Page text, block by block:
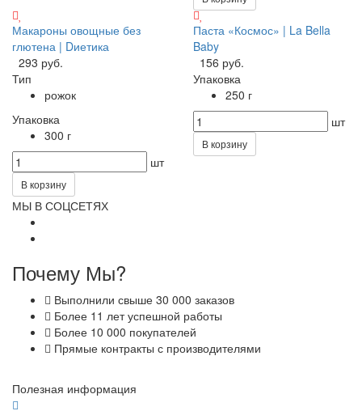
Макароны овощные без
глютена | Dиетика
293 руб.
Тип
рожок
Упаковка
300 г
шт
В корзину
Паста «Космос» | La Bella
Baby
156 руб.
Упаковка
250 г
шт
В корзину
МЫ В СОЦСЕТЯХ
Почему Мы?
Выполнили свыше 30 000 заказов
Более 11 лет успешной работы
Более 10 000 покупателей
Прямые контракты с производителями
Полезная информация